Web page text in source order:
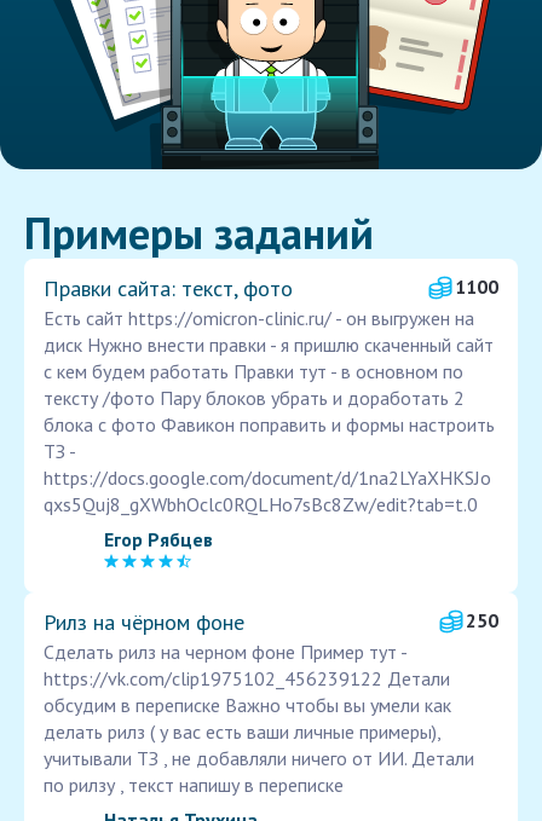
Примеры заданий
Правки сайта: текст, фото
1100
Есть сайт https://omicron-clinic.ru/ - он выгружен на
диск Нужно внести правки - я пришлю скаченный сайт
с кем будем работать Правки тут - в основном по
тексту /фото Пару блоков убрать и доработать 2
блока с фото Фавикон поправить и формы настроить
ТЗ -
https://docs.google.com/document/d/1na2LYaXHKSJo
qxs5Quj8_gXWbhOclc0RQLHo7sBc8Zw/edit?tab=t.0
Егор Рябцев
Рилз на чёрном фоне
250
Сделать рилз на черном фоне Пример тут -
https://vk.com/clip1975102_456239122 Детали
обсудим в переписке Важно чтобы вы умели как
делать рилз ( у вас есть ваши личные примеры),
учитывали ТЗ , не добавляли ничего от ИИ. Детали
по рилзу , текст напишу в переписке